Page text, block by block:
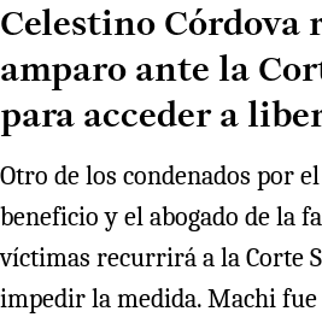
Celestino Córdova
amparo ante la
para acceder a
Otro de los condenados por
beneficio y el abogado de la
víctimas recurrirá a la Corte
impedir la medida. Machi fue